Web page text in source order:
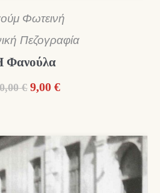
Φωτεινή
Πεζογραφία
Φανούλα
€ Original
10,00 €.
9,00 €Η
είναι:
9,00 €.